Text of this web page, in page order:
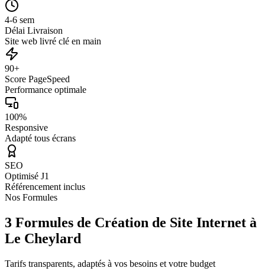
4-6 sem
Délai Livraison
Site web livré clé en main
90+
Score PageSpeed
Performance optimale
100%
Responsive
Adapté tous écrans
SEO
Optimisé J1
Référencement inclus
Nos Formules
3 Formules de Création de Site Internet à
Le Cheylard
Tarifs transparents, adaptés à vos besoins et votre budget